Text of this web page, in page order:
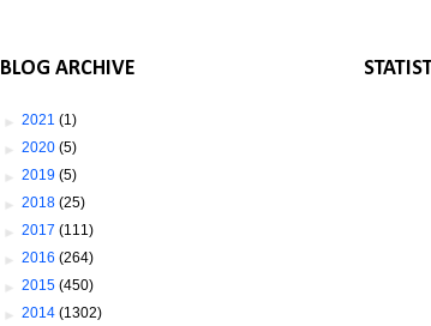
BLOG ARCHIVE
► 2021 (1)
► 2020 (5)
► 2019 (5)
► 2018 (25)
► 2017 (111)
► 2016 (264)
► 2015 (450)
► 2014 (1302)